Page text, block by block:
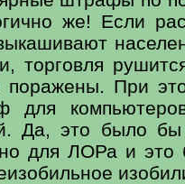
же! Если
торговля
поражены. При
для
Да, это было
для ЛОРа и